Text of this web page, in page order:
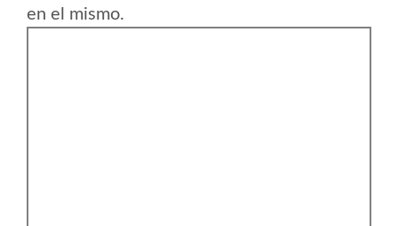
en el mismo.